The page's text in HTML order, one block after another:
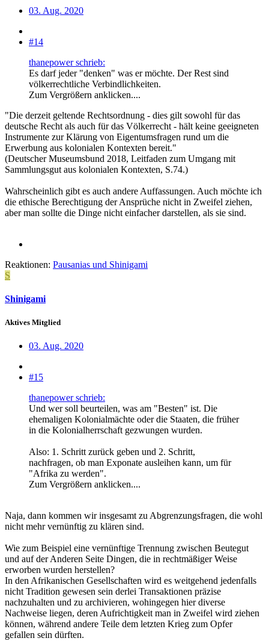
03. Aug. 2020
#14
thanepower schrieb:
Es darf jeder "denken" was er möchte. Der Rest sind
völkerrechtliche Verbindlichkeiten.
Zum Vergrößern anklicken....
"Die derzeit geltende Rechtsordnung - dies gilt sowohl für das
deutsche Recht als auch für das Völkerrecht - hält keine geeigneten
Instrumente zur Klärung von Eigentumsfragen rund um die
Erwerbung aus kolonialen Kontexten bereit."
(Deutscher Museumsbund 2018, Leitfaden zum Umgang mit
Sammlungsgut aus kolonialen Kontexten, S.74.)
Wahrscheinlich gibt es auch andere Auffassungen. Auch möchte ich
die ethische Berechtigung der Ansprüche nicht in Zweifel ziehen,
aber man sollte die Dinge nicht einfacher darstellen, als sie sind.
Reaktionen: Pausanias und Shinigami
S
Shinigami
Aktives Mitglied
03. Aug. 2020
#15
thanepower schrieb:
Und wer soll beurteilen, was am "Besten" ist. Die
ehemaligen Kolonialmächte oder die Staaten, die früher
in die Kolonialherrschaft gezwungen wurden.
Also: 1. Schritt zurück geben und 2. Schritt,
nachfragen, ob man Exponate ausleihen kann, um für
"Afrika zu werden".
Zum Vergrößern anklicken....
Naja, dann kommen wir insgesamt zu Abgrenzungsfragen, die wohl
nicht mehr vernünftig zu klären sind.
Wie zum Beispiel eine vernünftige Trennung zwischen Beutegut
und auf der Anderen Seite Dingen, die in rechtmäßiger Weise
erworben wurden herstellen?
In den Afrikanischen Gesellschaften wird es weitgehend jedenfalls
nicht Tradition gewesen sein derlei Transaktionen präzise
nachzuhalten und zu archivieren, wohingegen hier diverse
Nachweise liegen, deren Aufrichtigkeit man in Zweifel wird ziehen
können, während andere Teile dem letzten Krieg zum Opfer
gefallen sein dürften.